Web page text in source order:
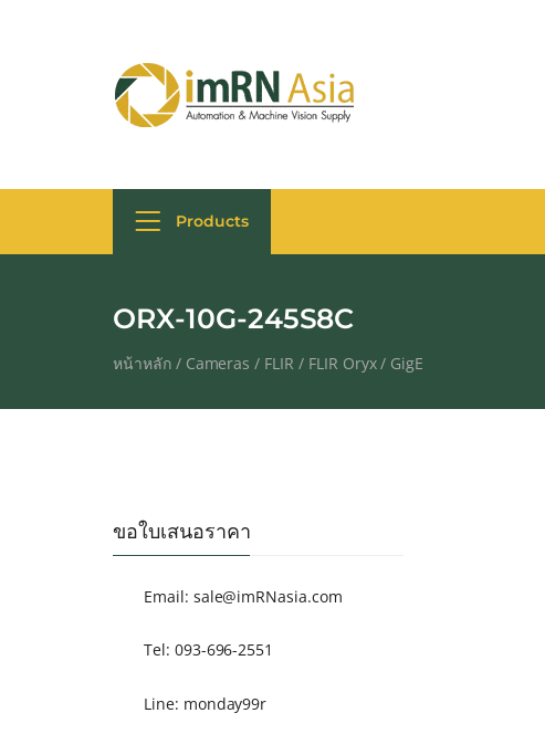
Products
ORX-10G-245S8C
หน้าหลัก/ Cameras / FLIR / FLIR Oryx/ GigE
ขอใบเสนอราคา
Email: sale@imRNasia.com
Tel: 093-696-2551
Line: monday99r